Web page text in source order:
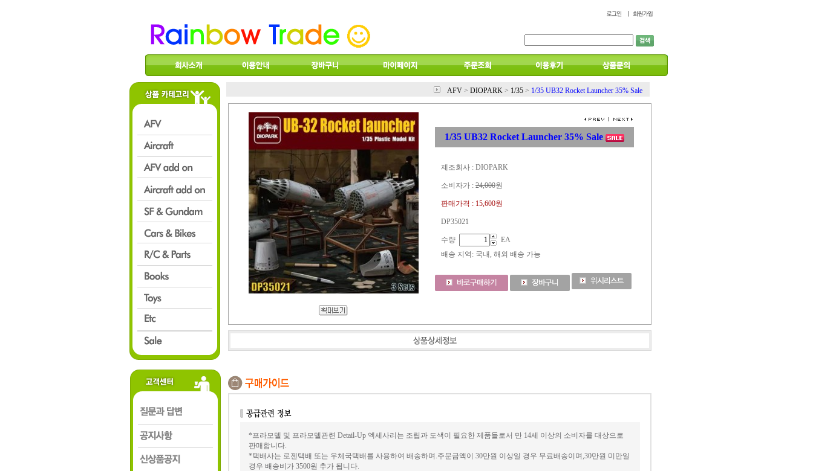
AFV > DIOPARK > 1/35 > 1/35 UB32 Rocket Launcher 35% Sale
1/35 UB32 Rocket Launcher 35% Sale
제조회사 : DIOPARK
소비자가 : 24,000원
판매가격 : 15,600원
DP35021
수량
EA
배송 지역 : 국내, 해외 배송 가능
*프라모델 및 프라모델관련 Detail-Up 엑세사리는 조립과 도색이 필요한 제품들로서 만 14세 이상의 소비자를 대상으로
판매합니다.
*택배사는 로젠택배 또는 우체국택배를 사용하여 배송하며.주문금액이 30만원 이상일 경우 무료배송이며,30만원 미만일
경우 배송비가 3500원 추가 됩니다.